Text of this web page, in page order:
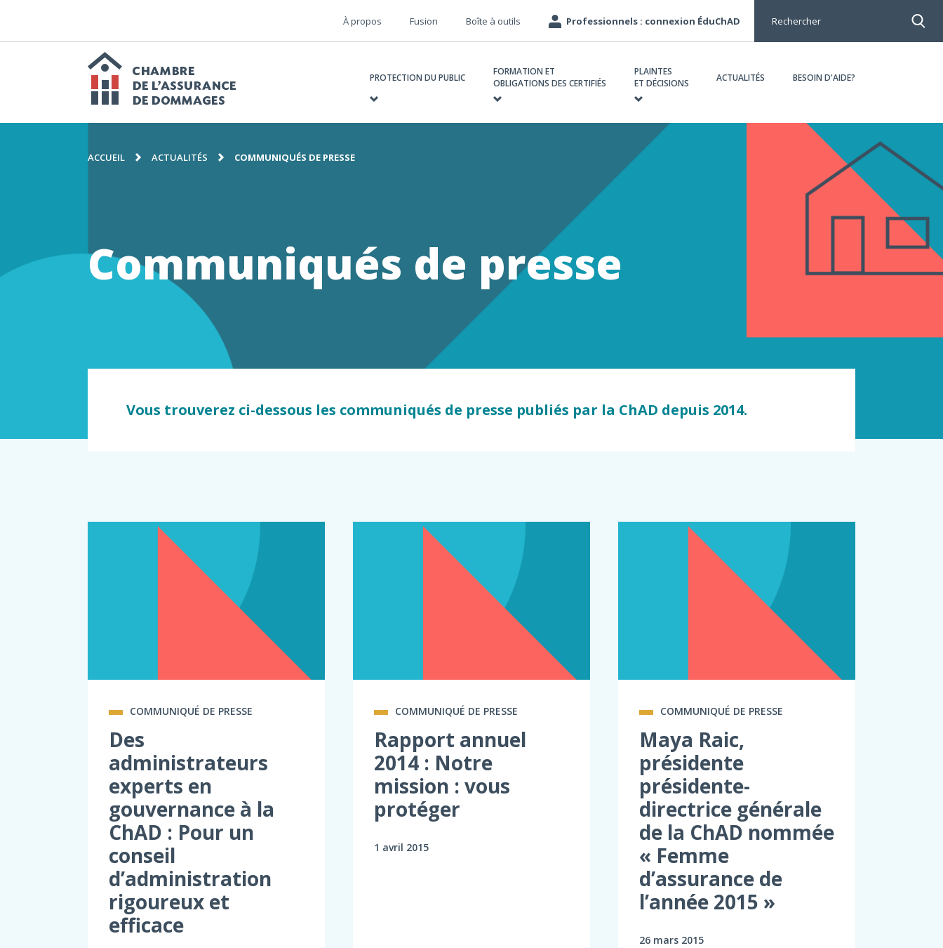
CONTENU
Chambre
de
l'assurance
de
dommages
Rechercher
principale
PROTECTION DU PUBLIC
FORMATION ET
OBLIGATIONS DES CERTIFIÉS
PLAINTES
ET DÉCISIONS
ACTUALITÉS BESOIN D'AIDE?
Méta
navigation
À propos Fusion Boîte à outils Professionnels : connexion ÉduChAD
FIL
ACCUEIL ACTUALITÉS COMMUNIQUÉS DE PRESSE
Communiqués de presse
Vous trouverez ci-dessous les communiqués de presse publiés par la ChAD depuis 2014.
COMMUNIQUÉ DE PRESSE
Des
administrateurs
experts en
gouvernance à la
ChAD : Pour un
conseil
d’administration
rigoureux et
efficace
COMMUNIQUÉ DE PRESSE
Rapport annuel
2014 : Notre
mission : vous
protéger
1 avril 2015
COMMUNIQUÉ DE PRESSE
Maya Raic,
présidente
présidente-
directrice générale
de la ChAD nommée
« Femme
d’assurance de
l’année 2015 »
26 mars 2015